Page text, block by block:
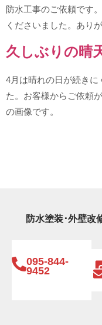
防水工事のご依頼です
くださいました。あり
久しぶりの晴
4月は晴れの日が続きに
た。お客様からご依頼
の画像です。
防水塗装･外壁改
095-844-
9452